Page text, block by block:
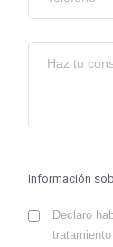
Información
Declaro